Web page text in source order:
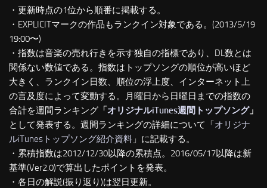
・更新時点の1位から順番に掲載する。
・EXPLICITマークの作品もランクイン対象である。(2013/5/19
19:00〜)
・指数は音楽の売れ行きを示す独自の指標であり、DL数とは
関係ない数値である。指数はトップソングの順位が高いほど
大きく、ランクイン日数、順位の浮上度、インターネット上
の言及度によって変動する。月曜日から日曜日までの指数の
合計を週間ランキング 「オリジナルiTunes週間トップソング」
として発表する。週間ランキングの詳細について「オリジナ
ルiTunesトップソング紹介資料 」に記載する。
・累積指数は2012/12/30以降の累積点。2016/05/17以降は新
基準(Ver2.0)で算出したポイントを発表。
・各日の解説(振り返り)は翌日更新。